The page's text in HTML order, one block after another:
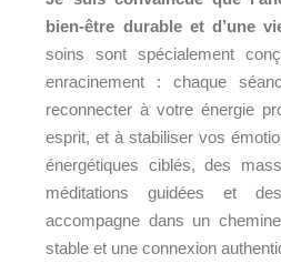
bien-être durable et d’une
soins sont spécialement
enracinement : chaque
reconnecter à votre énergie
esprit, et à stabiliser vos
énergétiques ciblés, des
méditations guidées et
accompagne dans un
stable et une connexion